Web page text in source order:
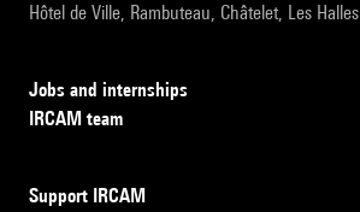
Hôtel de Ville, Rambuteau, Châtelet, Les Halles
Jobs and internships
IRCAM team
Support IRCAM